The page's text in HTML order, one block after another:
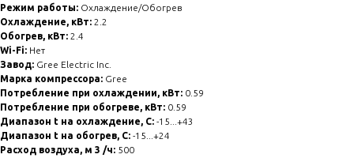
Режим работы: Охлаждение/Обогрев
Охлаждение, кВт: 2.2
Обогрев, кВт: 2.4
Wi-Fi: Нет
Завод: Gree Electric Inc.
Марка компрессора: Gree
Потребление при охлаждении, кВт: 0.59
Потребление при обогреве, кВт: 0.59
Диапазон t на охлаждение, С: -15...+43
Диапазон t на обогрев, С: -15...+24
Расход воздуха, м 3 /ч: 500